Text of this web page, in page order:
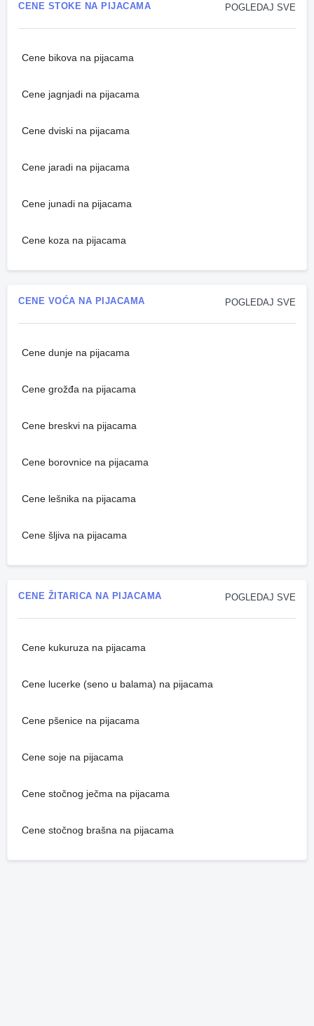
POGLEDAJ SVE
CENE STOKE NA PIJACAMA
Cene bikova na pijacama
Cene jagnjadi na pijacama
Cene dviski na pijacama
Cene jaradi na pijacama
Cene junadi na pijacama
Cene koza na pijacama
POGLEDAJ SVE
CENE VOĆA NA PIJACAMA
Cene dunje na pijacama
Cene grožđa na pijacama
Cene breskvi na pijacama
Cene borovnice na pijacama
Cene lešnika na pijacama
Cene šljiva na pijacama
POGLEDAJ SVE
CENE ŽITARICA NA PIJACAMA
Cene kukuruza na pijacama
Cene lucerke (seno u balama) na pijacama
Cene pšenice na pijacama
Cene soje na pijacama
Cene stočnog ječma na pijacama
Cene stočnog brašna na pijacama